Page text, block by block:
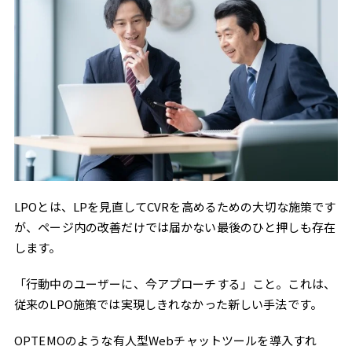
LPOとは、LPを見直してCVRを高めるための大切な施策です
が、ページ内の改善だけでは届かない最後のひと押しも存在
します。
「行動中のユーザーに、今アプローチする」こと。これは、
従来のLPO施策では実現しきれなかった新しい手法です。
OPTEMOのような有人型Webチャットツールを導入すれ